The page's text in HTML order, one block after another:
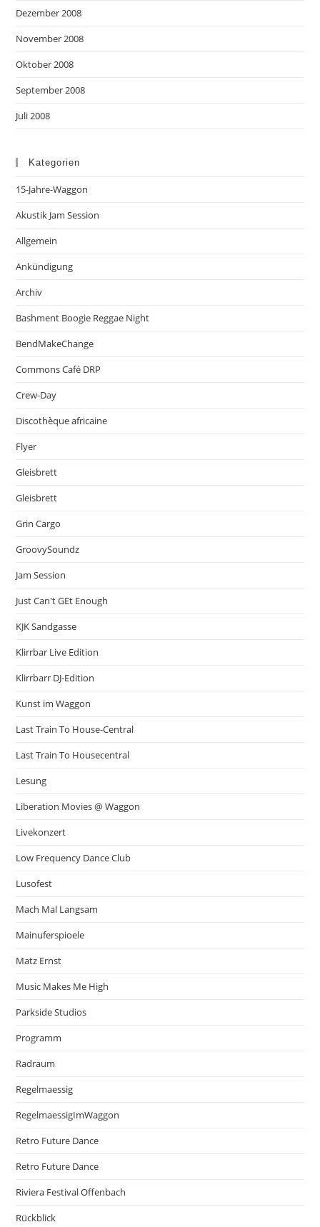
Dezember 2008
November 2008
Oktober 2008
September 2008
Juli 2008
Kategorien
15-Jahre-Waggon
Akustik Jam Session
Allgemein
Ankündigung
Archiv
Bashment Boogie Reggae Night
BendMakeChange
Commons Café DRP
Crew-Day
Discothèque africaine
Flyer
Gleisbrett
Gleisbrett
Grin Cargo
GroovySoundz
Jam Session
Just Can't GEt Enough
KJK Sandgasse
Klirrbar Live Edition
Klirrbarr DJ-Edition
Kunst im Waggon
Last Train To House-Central
Last Train To Housecentral
Lesung
Liberation Movies @ Waggon
Livekonzert
Low Frequency Dance Club
Lusofest
Mach Mal Langsam
Mainuferspioele
Matz Ernst
Music Makes Me High
Parkside Studios
Programm
Radraum
Regelmaessig
RegelmaessigImWaggon
Retro Future Dance
Retro Future Dance
Riviera Festival Offenbach
Rückblick